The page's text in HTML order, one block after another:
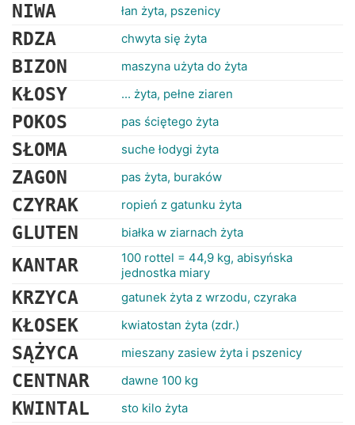
NIWA łan żyta, pszenicy
RDZA chwyta się żyta
BIZON maszyna użyta do żyta
KŁOSY ... żyta, pełne ziaren
POKOS pas ściętego żyta
SŁOMA suche łodygi żyta
ZAGON pas żyta, buraków
CZYRAK ropień z gatunku żyta
GLUTEN białka w ziarnach żyta
KANTAR
100 rottel = 44,9 kg, abisyńska
jednostka miary
KRZYCA gatunek żyta z wrzodu, czyraka
KŁOSEK kwiatostan żyta (zdr.)
SĄŻYCA mieszany zasiew żyta i pszenicy
CENTNAR dawne 100 kg
KWINTAL sto kilo żyta